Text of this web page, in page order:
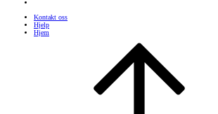
Kontakt oss
Hjelp
Hjem